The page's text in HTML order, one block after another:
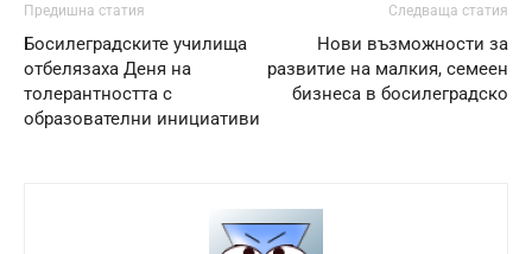
Предишна статия
Босилеградските училища
отбелязаха Деня на
толерантността с
образователни инициативи
Следваща статия
Нови възможности за
развитие на малкия, семеен
бизнеса в босилеградско